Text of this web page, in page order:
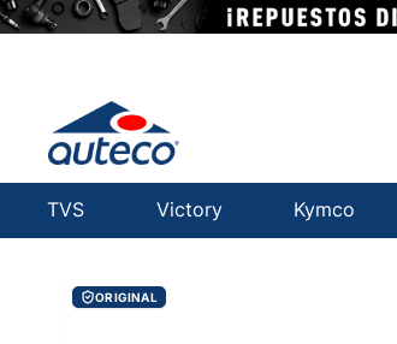
TVS Victory Kymco
ORIGINAL